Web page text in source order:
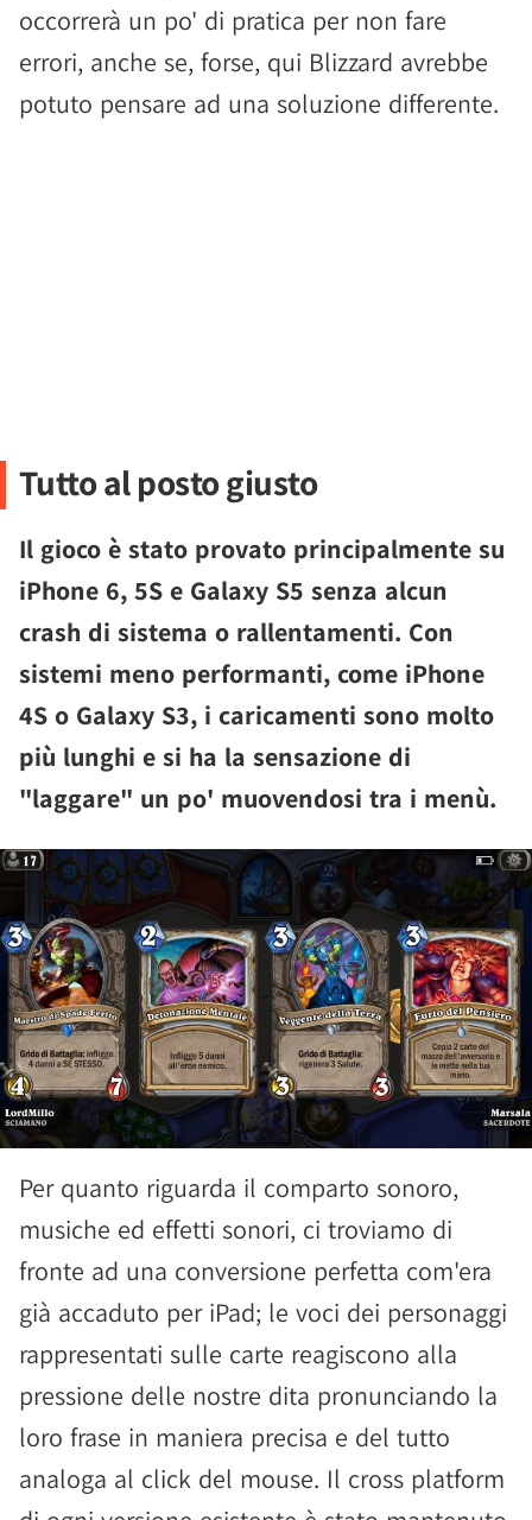
occorrerà un po' di pratica per non fare
errori, anche se, forse, qui Blizzard avrebbe
potuto pensare ad una soluzione differente.
Tutto al posto giusto
Il gioco è stato provato principalmente su
iPhone 6, 5S e Galaxy S5 senza alcun
crash di sistema o rallentamenti. Con
sistemi meno performanti, come iPhone
4S o Galaxy S3, i caricamenti sono molto
più lunghi e si ha la sensazione di
"laggare" un po' muovendosi tra i menù.
Per quanto riguarda il comparto sonoro,
musiche ed effetti sonori, ci troviamo di
fronte ad una conversione perfetta com'era
già accaduto per iPad; le voci dei personaggi
rappresentati sulle carte reagiscono alla
pressione delle nostre dita pronunciando la
loro frase in maniera precisa e del tutto
analoga al click del mouse. Il cross platform